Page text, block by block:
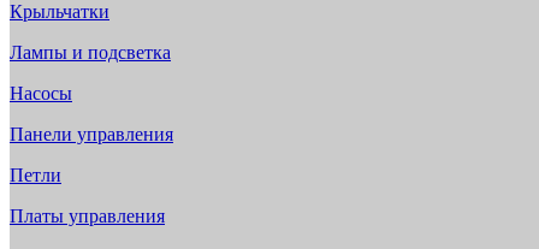
Крыльчатки
Лампы и подсветка
Насосы
Панели управления
Петли
Платы управления